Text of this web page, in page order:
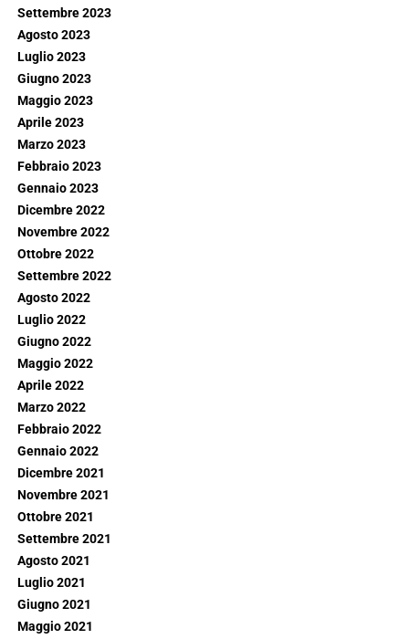
Settembre 2023
Agosto 2023
Luglio 2023
Giugno 2023
Maggio 2023
Aprile 2023
Marzo 2023
Febbraio 2023
Gennaio 2023
Dicembre 2022
Novembre 2022
Ottobre 2022
Settembre 2022
Agosto 2022
Luglio 2022
Giugno 2022
Maggio 2022
Aprile 2022
Marzo 2022
Febbraio 2022
Gennaio 2022
Dicembre 2021
Novembre 2021
Ottobre 2021
Settembre 2021
Agosto 2021
Luglio 2021
Giugno 2021
Maggio 2021